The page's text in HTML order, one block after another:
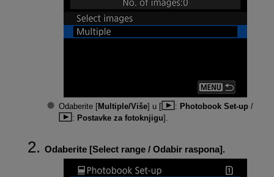
Odaberite [Multiple/Više] u [ : Photobook Set-up/
: Postavke za fotoknjigu].
Odaberite [Select range / Odabir raspona].